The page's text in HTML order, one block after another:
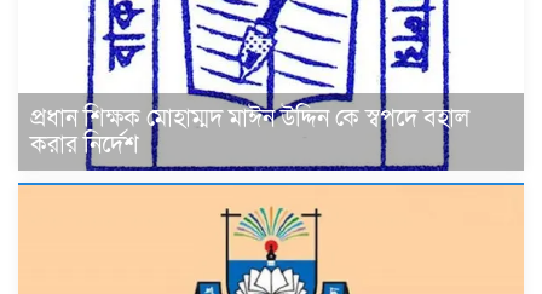
প্রধান শিক্ষক মোহাম্মদ মাঈন উদ্দিন কে স্বপদে বহাল
করার নির্দেশ